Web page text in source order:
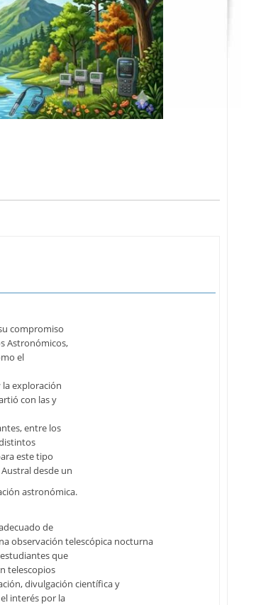
compromiso
Astronómicos,
el
exploración
con las y
entre los
este tipo
desde un
astronómica.
de
observación telescópica nocturna
que
telescopios
divulgación científica y
interés por la